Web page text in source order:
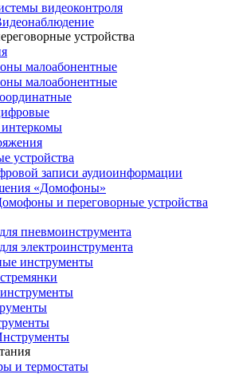
видеоконтроля
устройства
малоабонентные
малоабонентные
устройства
записи аудиоинформации
«Домофоны»
и переговорные устройства
пневмоинструмента
электроинструмента
инструменты
и термостаты